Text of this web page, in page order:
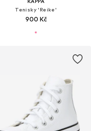
Tenisky 'Reike'
900 Kč